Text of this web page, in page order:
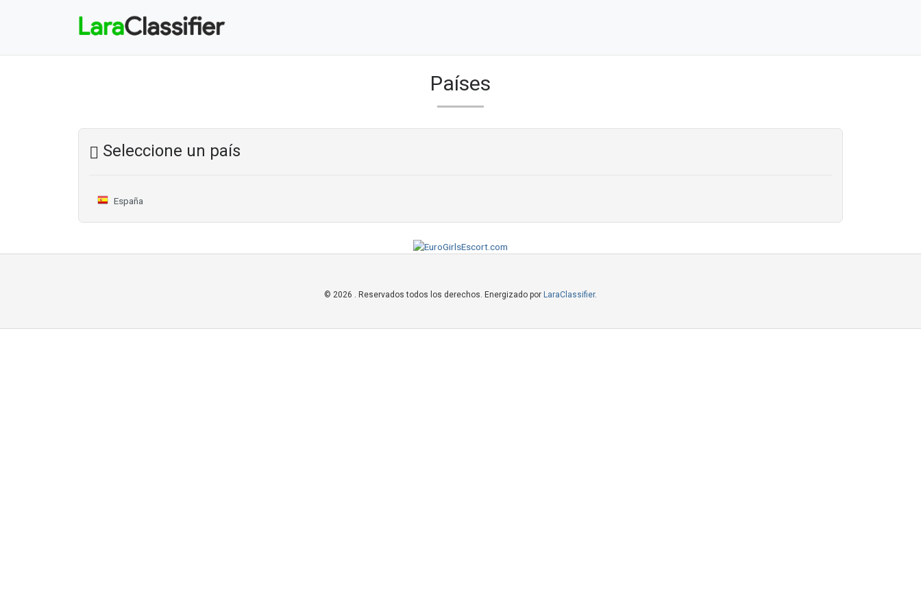
Países
Seleccione un país
España
© 2026 . Reservados todos los derechos. Energizado por LaraClassifier.